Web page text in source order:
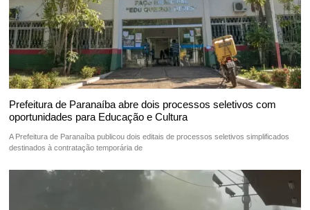
Prefeitura de Paranaíba abre dois processos seletivos com
oportunidades para Educação e Cultura
A Prefeitura de Paranaíba publicou dois editais de processos seletivos simplificados
destinados à contratação temporária de